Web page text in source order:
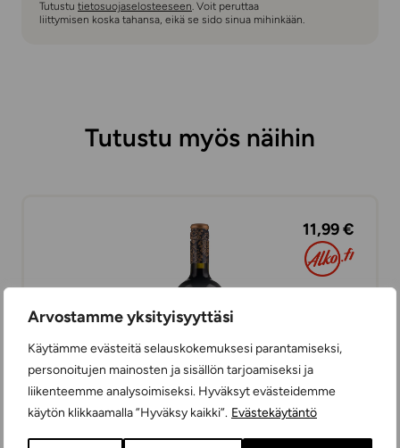
Arvostamme yksityisyyttäsi
Käytämme evästeitä selauskokemuksesi parantamiseksi,
personoitujen mainosten ja sisällön tarjoamiseksi ja
liikenteemme analysoimiseksi. Hyväksyt evästeidemme
käytön klikkaamalla ”Hyväksy kaikki”. Evästekäytäntö
Tutustu tietosuojaselosteeseen. Voit peruttaa
liittymisen koska tahansa, eikä se sido sinua mihinkään.
Tutustu myös näihin
11,99 €